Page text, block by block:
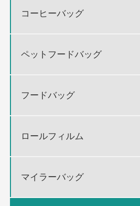
コーヒーバッグ
ペットフードバッグ
フードバッグ
ロールフィルム
マイラーバッグ